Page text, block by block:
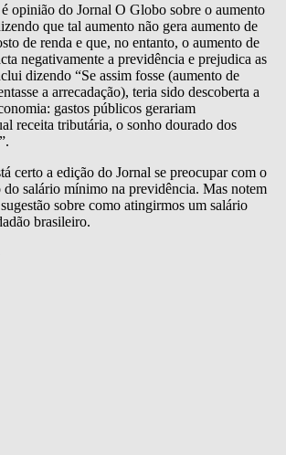
opinião do Jornal O Globo sobre o aumento
que tal aumento não gera aumento de
de renda e que, no entanto, o aumento de
negativamente a previdência e prejudica as
dizendo “Se assim fosse (aumento de
a arrecadação), teria sido descoberta a
gastos públicos gerariam
receita tributária, o sonho dourado dos
certo a edição do Jornal se preocupar com o
do salário mínimo na previdência. Mas notem
sobre como atingirmos um salário
brasileiro.